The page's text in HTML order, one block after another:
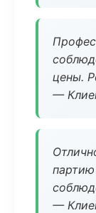
цены.
—
—